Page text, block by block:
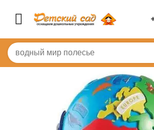
Главная / КНИГИ, НАГЛЯДНАЯ